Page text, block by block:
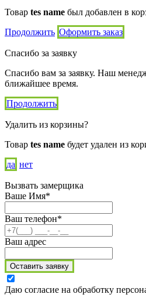
Товар tes name был добавлен в
Продолжить Оформить заказ
Спасибо за заявку
Спасибо вам за заявку. Наш
ближайшее время.
Продолжить
Удалить из корзины?
Товар tes name будет удален из
да нет
Вызвать замерщика
Ваше Имя*
Ваш телефон*
Ваш адрес
Оставить заявку
Даю согласие на обработку